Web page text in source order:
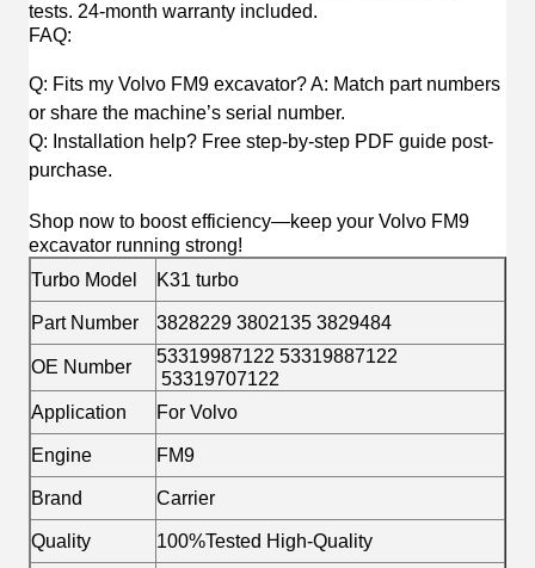
tests. 24-month warranty included.
FAQ:
Q: Fits my Volvo FM9 excavator? A: Match part numbers
or share the machine’s serial number.
Q: Installation help? Free step-by-step PDF guide post-
purchase.
Shop now to boost efficiency—keep your Volvo FM9
excavator running strong!
Turbo Model
K31 turbo
Part Number 3828229 3802135 3829484
OE Number
53319987122 53319887122
53319707122
Application
For Volvo
Engine FM9
Brand Carrier
Quality 100%Tested High-Quality